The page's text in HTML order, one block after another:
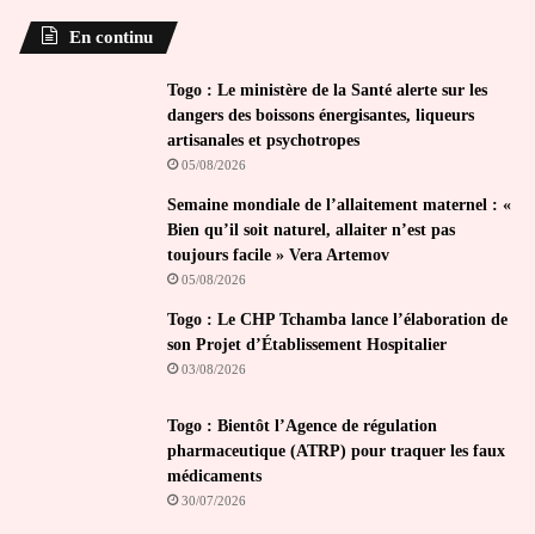
En continu
Togo : Le ministère de la Santé alerte sur les
dangers des boissons énergisantes, liqueurs
artisanales et psychotropes
05/08/2026
Semaine mondiale de l’allaitement maternel : «
Bien qu’il soit naturel, allaiter n’est pas
toujours facile » Vera Artemov
05/08/2026
Togo : Le CHP Tchamba lance l’élaboration de
son Projet d’Établissement Hospitalier
03/08/2026
Togo : Bientôt l’Agence de régulation
pharmaceutique (ATRP) pour traquer les faux
médicaments
30/07/2026